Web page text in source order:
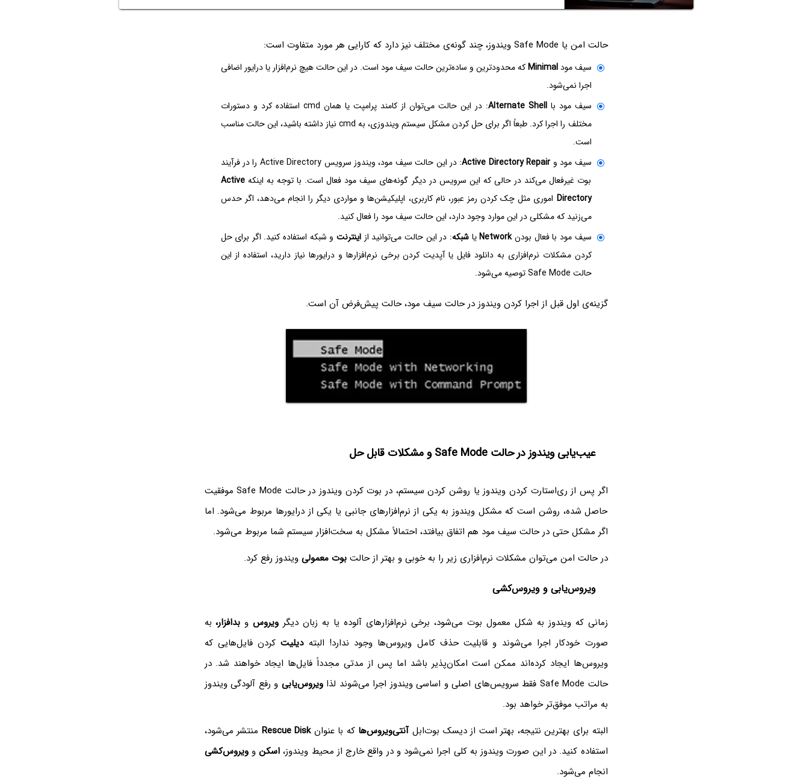
حالت امن یا Safe Mode ویندوز، چند گونه‌ی مختلف نیز دارد که کارایی هر مورد متفاوت است:
سیف مودMinimalکه محدودترین و ساده‌ترین حالت سیف مود است. در این حالت هیچ نرم‌افزار یا درایور اضافی
اجرا نمی‌شود.
سیف مود باAlternate Shell
: در این حالت می‌توان از کامند پرامپت یا همان cmd استفاده کرد و دستورات
مختلف را اجرا کرد. طبعاً اگر برای حل کردن مشکل سیستم ویندوزی، به cmd نیاز داشته باشید، این حالت مناسب
است.
سیف مود و Active Directory Repair
: در این حالت سیف مود، ویندوز سرویس Active Directory را در فرآیند
بوت غیرفعال می‌کند در حالی که این سرویس در دیگر گونه‌های سیف مود فعال است. با توجه به اینکهActive
Directory اموری مثل چک کردن رمز عبور، نام کاربری، اپلیکیشن‌ها و مواردی دیگر را انجام می‌دهد، اگر حدس
می‌زنید که مشکلی در این موارد وجود دارد، این حالت سیف مود را فعال کنید.
سیف مود با فعال بودنNetworkیاشبکه: در این حالت می‌توانید از اینترنتو شبکه استفاده کنید. اگر برای حل
کردن مشکلات نرم‌افزاری به دانلود فایل یا آپدیت کردن برخی نرم‌افزارها و درایورها نیاز دارید، استفاده از این
حالت Safe Mode توصیه می‌شود.
گزینه‌ی اول قبل از اجرا کردن ویندوز در حالت سیف مود، حالت پیش‌فرض آن است.
عیب‌یابی ویندوز در حالت Safe Mode و مشکلات قابل حل
اگر پس از ری‌استارت کردن ویندوز یا روشن کردن سیستم، در بوت کردن ویندوز در حالت Safe Mode موفقیت
حاصل شده، روشن است که مشکل ویندوز به یکی از نرم‌افزارهای جانبی یا یکی از درایورها مربوط می‌شود. اما
اگر مشکل حتی در حالت سیف مود هم اتفاق بیافتد، احتمالاً مشکل به سخت‌افزار سیستم شما مربوط می‌شود.
در حالت امن می‌توان مشکلات نرم‌افزاری زیر را به خوبی و بهتر از حالتبوت معمولی ویندوز رفع کرد.
ویروس‌یابی و ویروس‌کشی
زمانی که ویندوز به شکل معمول بوت می‌شود، برخی نرم‌افزارهای آلوده یا به زبان دیگر ویروسو بدافزار،به
صورت خودکار اجرا می‌شوند و قابلیت حذف کامل ویروس‌ها وجود ندارد! البتهدیلیتکردن فایل‌هایی که
ویروس‌ها ایجاد کرده‌اند ممکن است امکان‌پذیر باشد اما پس از مدتی مجدداً فایل‌ها ایجاد خواهند شد. در
حالت Safe Mode فقط سرویس‌های اصلی و اساسی ویندوز اجرا می‌شوند لذا
ویروس‌یابی و رفع آلودگی ویندوز
به مراتب موفق‌تر خواهد بود.
البته برای بهترین نتیجه، بهتر است از دیسک بوت‌ابلآنتی‌ویروس‌ها که با عنوانRescue Disk منتشر می‌شود،
استفاده کنید. در این صورت ویندوز به کلی اجرا نمی‌شود و در واقع خارج از محیط ویندوز، اسکنوویروس‌کشی
انجام می‌شود.